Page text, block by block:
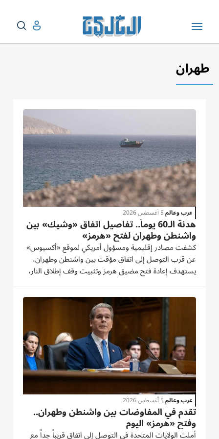
طهران
عرب وعالم5 أغسطس 2026
هدنة الـ60 يوماً.. تفاصيل اتفاق «وشيك» بين
واشنطن وطهران لفتح «هرمز»
كشفت مصادر إقليمية ومسؤول أمريكي لموقع «أكسيوس»
عن قرب التوصل إلى اتفاق مؤقت بين واشنطن وطهران،
يستهدف إعادة فتح مضيق هرمز وتثبيت وقف إطلاق النار،
تهيئةً لاستئناف المفاوضات حول الملف النووي الإيراني.
إرجاء خطط عسكرية وأوضح الموقع أن الإدارة الأمريكية كانت
تهدف لإعلان...
عرب وعالم5 أغسطس 2026
تقدم في المفاوضات بين واشنطن وطهران..
وفتح «هرمز» اليوم
أملت الولايات المتحدة في التوصل إلى اتفاق قريباً جداً مع